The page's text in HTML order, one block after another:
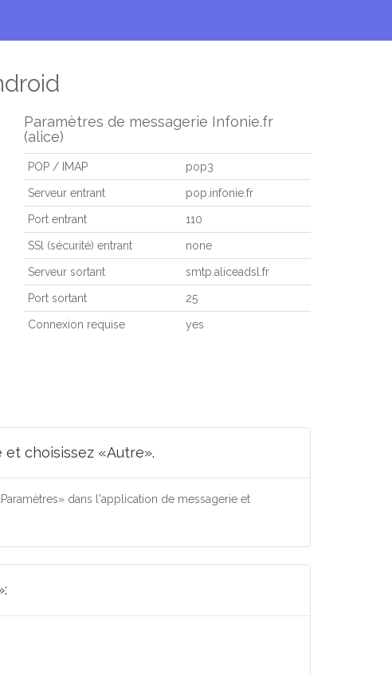
Paramètres de messagerie Infonie.fr
(alice)
POP / IMAP pop3
Serveur entrant pop.infonie.fr
Port entrant 110
SSl (sécurité) entrant none
Serveur sortant smtp.aliceadsl.fr
Port sortant 25
Connexion requise yes
choisissez «Autre».
dans l'application de messagerie et